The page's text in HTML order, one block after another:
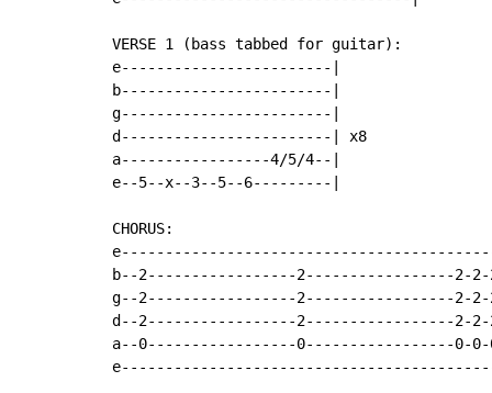
VERSE 1 (bass tabbed for guitar):
e------------------------|
b------------------------|
g------------------------|
d------------------------| x8
a-----------------4/5/4--|
e--5--x--3--5--6---------|
CHORUS:
b--2-----------------2-----------------2-2-
g--2-----------------2-----------------2-2-
d--2-----------------2-----------------2-
a--0-----------------0-----------------0-0-